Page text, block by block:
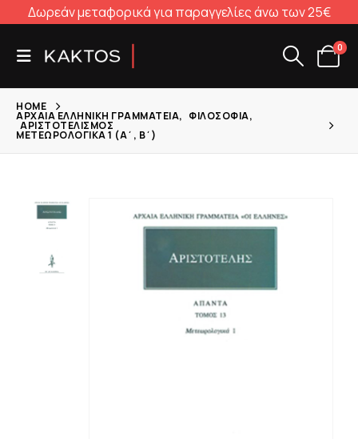
Δωρεάν μεταφορικά για παραγγελίες άνω των 25€
0
HOME
ΑΡΧΑΊΑ ΕΛΛΗΝΙΚΉ ΓΡΑΜΜΑΤΕΊΑ, ΦΙΛΟΣΟΦΊΑ,
ΑΡΙΣΤΟΤΕΛΙΣΜΌΣ
ΜΕΤΕΩΡΟΛΟΓΙΚΆ 1 (Α΄, Β΄)